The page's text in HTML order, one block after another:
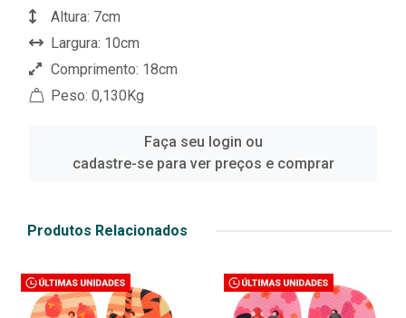
Altura: 7cm
Largura: 10cm
Comprimento: 18cm
Peso: 0,130Kg
Faça seu login ou
cadastre-se para ver preços e comprar
Produtos Relacionados